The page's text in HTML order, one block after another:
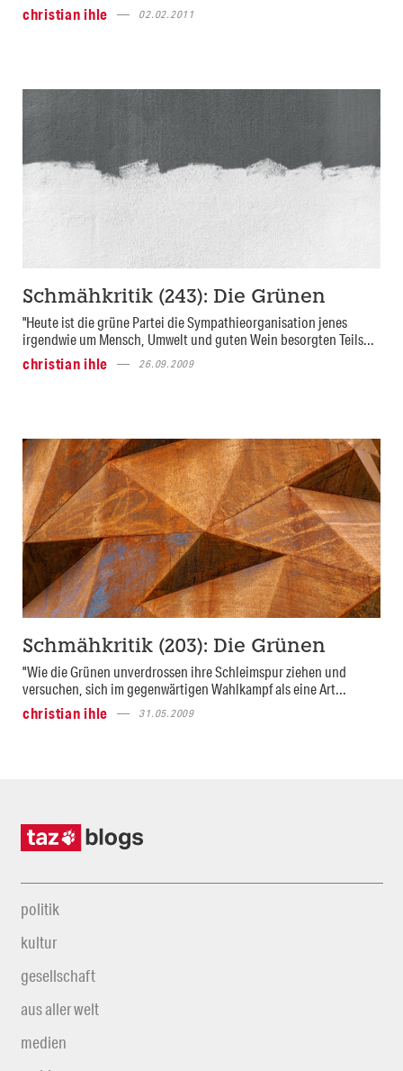
christian ihle 02.02.2011
Schmähkritik (243): Die Grünen
"Heute ist die grüne Partei die Sympathieorganisation jenes
irgendwie um Mensch, Umwelt und guten Wein besorgten Teils...
christian ihle
26.09.2009
Schmähkritik (203): Die Grünen
"Wie die Grünen unverdrossen ihre Schleimspur ziehen und
versuchen, sich im gegenwärtigen Wahlkampf als eine Art...
christian ihle
31.05.2009
politik
kultur
gesellschaft
aus aller welt
medien